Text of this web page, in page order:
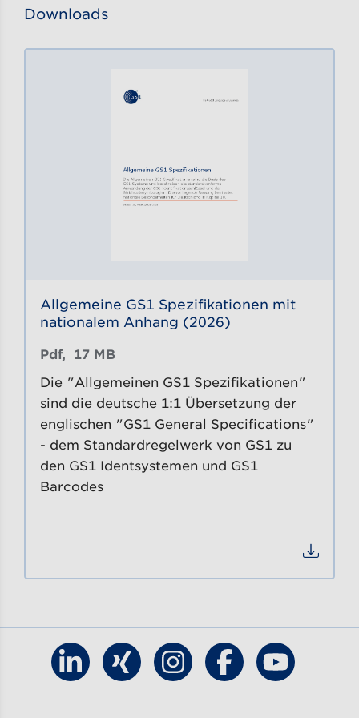
Downloads
Allgemeine GS1 Spezifikationen mit
nationalem Anhang (2026)
Pdf, 17 MB
Die "Allgemeinen GS1 Spezifikationen"
sind die deutsche 1:1 Übersetzung der
englischen "GS1 General Specifications"
- dem Standardregelwerk von GS1 zu
den GS1 Identsystemen und GS1
Barcodes
Datei
Finde GS1 Germany auf LinkedIn
Finde GS1 Germany auf Xing
Finde GS1 Germany auf
Finde GS1Finde GS1